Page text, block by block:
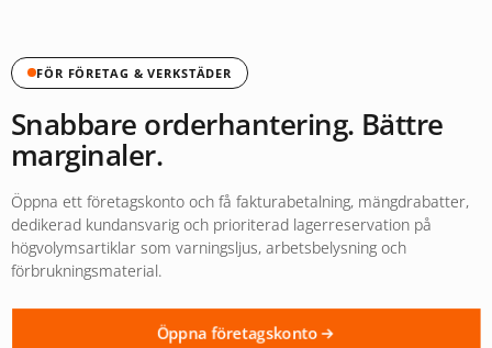
FÖR FÖRETAG & VERKSTÄDER
Snabbare orderhantering. Bättre
marginaler.
Öppna ett företagskonto och få fakturabetalning, mängdrabatter,
dedikerad kundansvarig och prioriterad lagerreservation på
högvolymsartiklar som varningsljus, arbetsbelysning och
förbrukningsmaterial.
Öppna företagskonto